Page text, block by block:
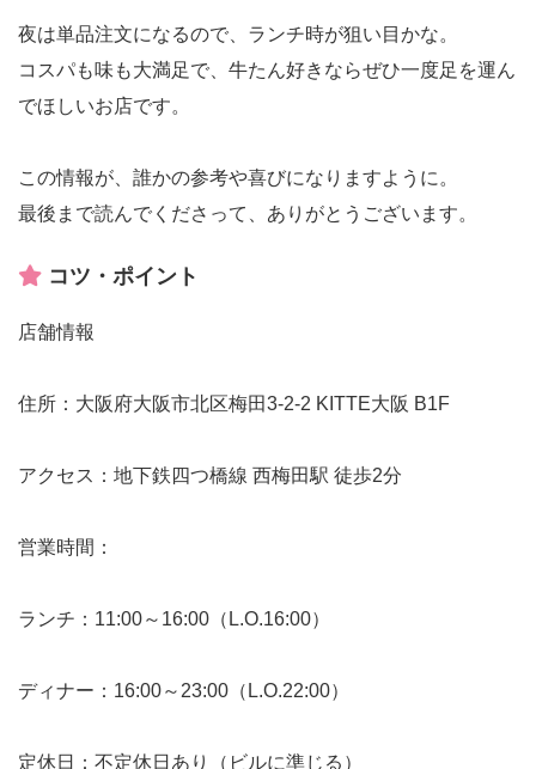
夜は単品注文になるので、ランチ時が狙い目かな。
コスパも味も大満足で、牛たん好きならぜひ一度足を運ん
でほしいお店です。
この情報が、誰かの参考や喜びになりますように。
最後まで読んでくださって、ありがとうございます。
コツ・ポイント
店舗情報
住所：大阪府大阪市北区梅田3-2-2 KITTE大阪 B1F
アクセス：地下鉄四つ橋線 西梅田駅 徒歩2分
営業時間：
ランチ：11:00～16:00（L.O.16:00）
ディナー：16:00～23:00（L.O.22:00）
定休日：不定休日あり（ビルに準じる）